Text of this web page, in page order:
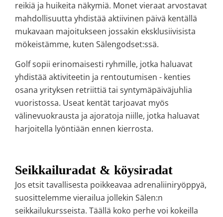
reikiä ja huikeita näkymiä. Monet vieraat arvostavat
mahdollisuutta yhdistää aktiivinen päivä kentällä
mukavaan majoitukseen jossakin eksklusiivisista
mökeistämme, kuten Sälengodset:ssä.
Golf sopii erinomaisesti ryhmille, jotka haluavat
yhdistää aktiviteetin ja rentoutumisen - kenties
osana yrityksen retriittiä tai syntymäpäiväjuhlia
vuoristossa. Useat kentät tarjoavat myös
välinevuokrausta ja ajoratoja niille, jotka haluavat
harjoitella lyöntiään ennen kierrosta.
Seikkailuradat & köysiradat
Jos etsit tavallisesta poikkeavaa adrenaliiniryöppyä,
suosittelemme vierailua jollekin Sälen:n
seikkailukursseista. Täällä koko perhe voi kokeilla